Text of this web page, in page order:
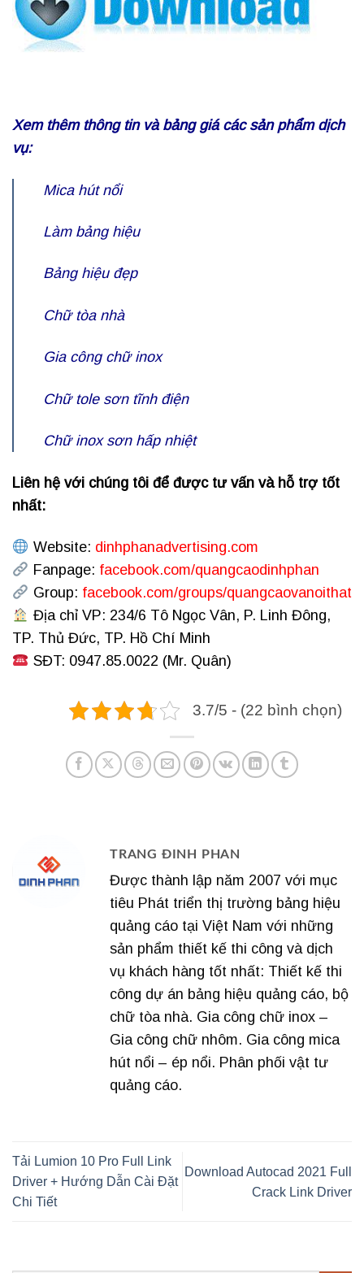
Xem thêm thông tin và bảng giá các sản phẩm dịch
vụ:
Mica hút nổi
Làm bảng hiệu
Bảng hiệu đẹp
Chữ tòa nhà
Gia công chữ inox
Chữ tole sơn tĩnh điện
Chữ inox sơn hấp nhiệt
Liên hệ với chúng tôi để được tư vấn và hỗ trợ tốt
nhất:
Website: dinhphanadvertising.com
Fanpage: facebook.com/quangcaodinhphan
Group: facebook.com/groups/quangcaovanoithat
Địa chỉ VP: 234/6 Tô Ngọc Vân, P. Linh Đông,
TP. Thủ Đức, TP. Hồ Chí Minh
SĐT: 0947.85.0022 (Mr. Quân)
3.7/5 - (22 bình chọn)
TRANG ĐINH PHAN
Được thành lập năm 2007 với mục
tiêu Phát triển thị trường bảng hiệu
quảng cáo tại Việt Nam với những
sản phẩm thiết kế thi công và dịch
vụ khách hàng tốt nhất: Thiết kế thi
công dự án bảng hiệu quảng cáo, bộ
chữ tòa nhà. Gia công chữ inox –
Gia công chữ nhôm. Gia công mica
hút nổi – ép nổi. Phân phối vật tư
quảng cáo.
Tải Lumion 10 Pro Full Link
Driver + Hướng Dẫn Cài Đặt
Chi Tiết
Download Autocad 2021 Full
Crack Link Driver